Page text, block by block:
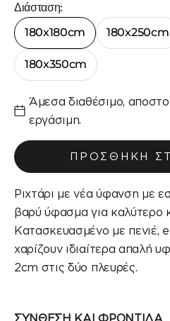
Διάσταση:
180x180cm
180x250cm
180x350cm
Άμεσα διαθέσιμο,
εργάσιμη.
ΠΡΟΣΘΉΚΗ
Ριχτάρι με νέα ύφανση με
βαρύ ύφασμα για καλύτερο
Κατασκευασμένο με πενιέ,
χαρίζουν ιδιαίτερα απαλή
2cm στις δύο πλευρές.
ΣΥΝΘΕΣΗ ΚΑΙ ΦΡΟΝΤΙΔΑ